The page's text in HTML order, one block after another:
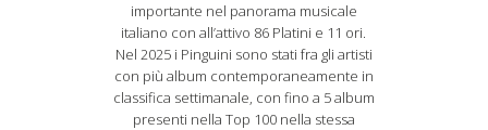
importante nel panorama musicale
italiano con all’attivo 86 Platini e 11 ori.
Nel 2025 i Pinguini sono stati fra gli artisti
con più album contemporaneamente in
classifica settimanale, con fino a 5 album
presenti nella Top 100 nella stessa